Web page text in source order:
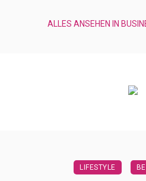
ALLES ANSEHEN IN
LIFESTYLE